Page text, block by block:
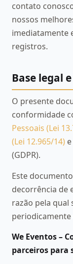
contato
nossos
imediatamente
registros.
Base legal
O presente
conformidade
Pessoais (Lei
(Lei 12.965/14)
(GDPR).
Este
decorrência de
razão pela qual
periodicamente
We Eventos –
parceiros para